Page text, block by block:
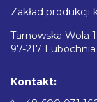
Zakład
Tarnowska Wola
97-217 Lubochnia
Kontakt: